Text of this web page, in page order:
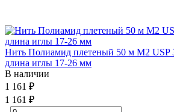
Нить Полиамид плетеный 50 м М2 USP
длина иглы 17-26 мм
В наличии
1 161 ₽
1 161 ₽